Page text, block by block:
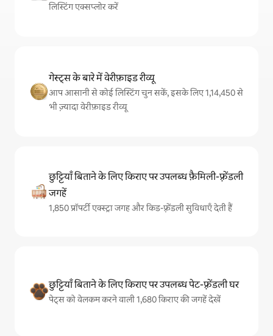
लिस्टिंग एक्सप्लोर करें
गेस्ट्स के बारे में वेरीफ़ाइड रीव्यू
आप आसानी से कोई लिस्टिंग चुन सकें, इसके लिए 1,14,450 से
भी ज़्यादा वेरीफ़ाइड रीव्यू
छुट्टियाँ बिताने के लिए किराए पर उपलब्ध फ़ैमिली-फ़्रेंडली
जगहें
1,850 प्रॉपर्टी एक्स्ट्रा जगह और किड-फ़्रेंडली सुविधाएँ देती हैं
छुट्टियाँ बिताने के लिए किराए पर उपलब्ध पेट-फ़्रेंडली घर
पेट्स को वेलकम करने वाली 1,680 किराए की जगहें देखें